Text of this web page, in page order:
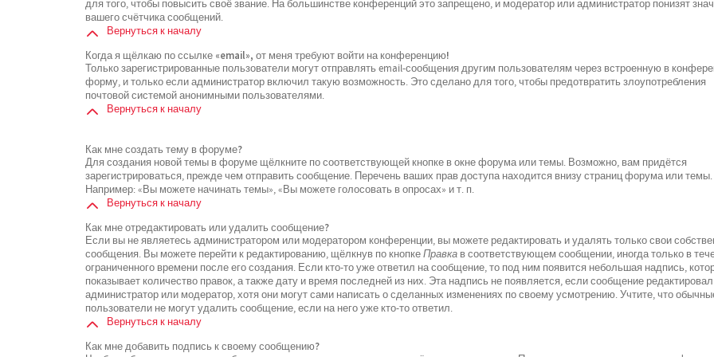
для того, чтобы повысить своё звание. На большинстве конференций это запрещено, и модератор или администратор понизят
вашего счётчика сообщений.
Вернуться к началу
Когда я щёлкаю по ссылке «email», от меня требуют войти на конференцию!
Только зарегистрированные пользователи могут отправлять email-сообщения другим пользователям через встроенную в
форму, и только если администратор включил такую возможность. Это сделано для того, чтобы предотвратить злоупотребления
почтовой системой анонимными пользователями.
Вернуться к началу
Как мне создать тему в форуме?
Для создания новой темы в форуме щёлкните по соответствующей кнопке в окне форума или темы. Возможно, вам придётся
зарегистрироваться, прежде чем отправить сообщение. Перечень ваших прав доступа находится внизу страниц форума или темы.
Например: «Вы можете начинать темы», «Вы можете голосовать в опросах» и т. п.
Вернуться к началу
Как мне отредактировать или удалить сообщение?
Если вы не являетесь администратором или модератором конференции, вы можете редактировать и удалять только свои
сообщения. Вы можете перейти к редактированию, щёлкнув по кнопкеПравка в соответствующем сообщении, иногда только в
ограниченного времени после его создания. Если кто-то уже ответил на сообщение, то под ним появится небольшая надпись,
показывает количество правок, а также дату и время последней из них. Эта надпись не появляется, если сообщение редактировал
администратор или модератор, хотя они могут сами написать о сделанных изменениях по своему усмотрению. Учтите, что
пользователи не могут удалить сообщение, если на него уже кто-то ответил.
Вернуться к началу
Как мне добавить подпись к своему сообщению?